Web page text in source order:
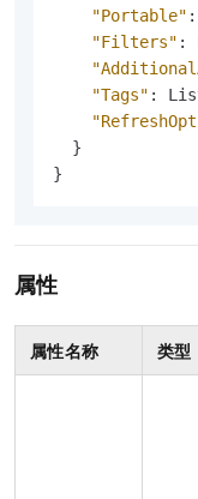
"Portable" :
"Filters" :
"Tags" :
}
}
属性
属性名称 类型
10 分钟在聊天系统中增加一